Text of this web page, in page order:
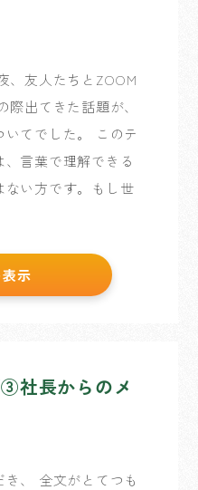
、友人たちとZOOM
出てきた話題が、
いてでした。 このテ
言葉で理解できる
ない方です。もし世
示
社長からのメ
、 全文がとてつも